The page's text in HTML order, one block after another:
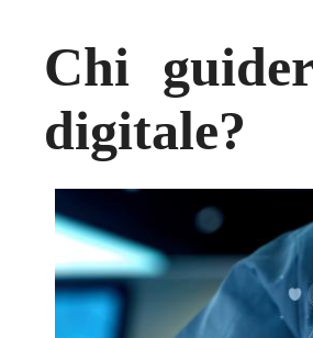
Chi
digitale?